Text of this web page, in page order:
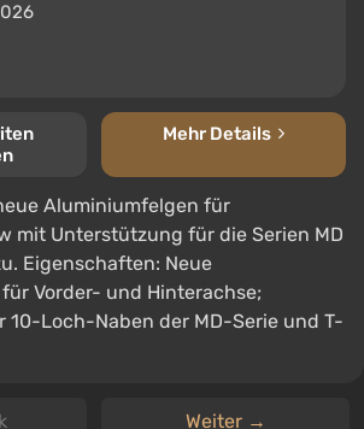
Mehr Details
Aluminiumfelgen für
mit Unterstützung für die Serien MD
Eigenschaften: Neue
Vorder- und Hinterachse;
Loch-Naben der MD-Serie und T-
Weiter →